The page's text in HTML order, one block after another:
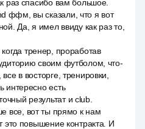
раз спасибо вам большое.
ффм, вы сказали, что я вот
Да, я имел ввиду как раз то,
тренер, проработав
своим футболом, что-
в восторге, тренировки,
интересно есть
результат и club.
все, вот ты прямо к нам
это повышение контракта. И